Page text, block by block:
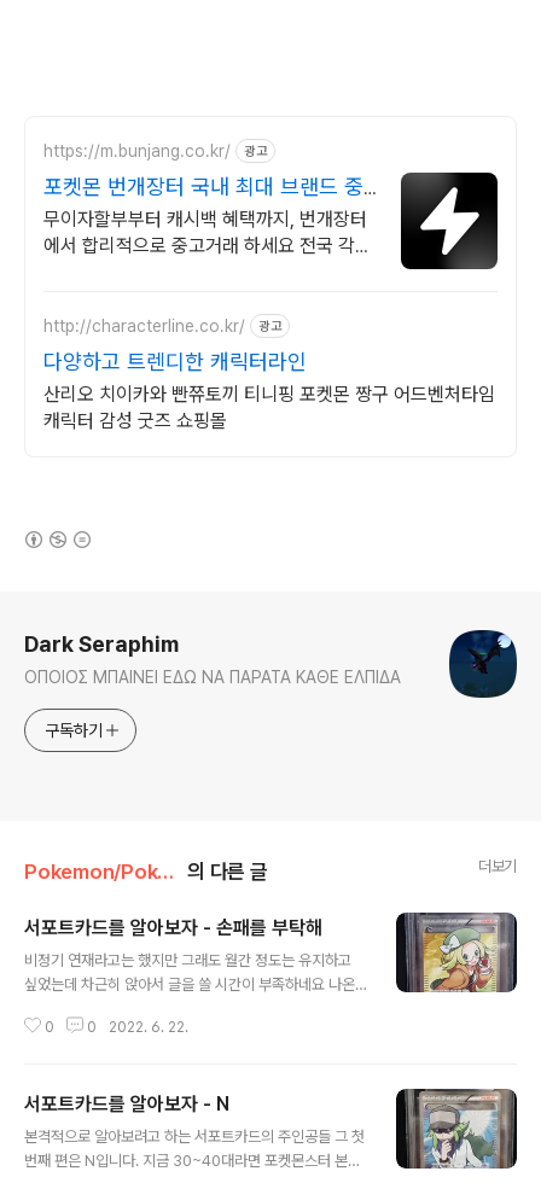
https://m.bunjang.co.kr/ 광고
포켓몬 번개장터 국내 최대 브랜드 중
고거래
무이자할부부터 캐시백 혜택까지, 번개장터
에서 합리적으로 중고거래 하세요 전국 각지
http://characterline.co.kr/ 광고
다양하고 트렌디한 캐릭터라인
산리오 치이카와 빤쮸토끼 티니핑 포켓몬 짱구 어드벤처타임
캐릭터 감성 굿즈 쇼핑몰
Dark Seraphim
ΟΠΟΙΟΣ ΜΠΑΙΝΕΙ ΕΔΩ ΝΑ ΠΑΡΑΤΑ ΚΑΘΕ ΕΛΠΙΔΑ
구독하기
Pokemon/Pokemon Card 의 다른 글 더보기
서포트카드를 알아보자 - 손패를 부탁해
비정기 연재라고는 했지만 그래도 월간 정도는 유지하고
싶었는데 차근히 앉아서 글을 쓸 시간이 부족하네요 나온
는 당연히 벨이란걸 눈치채고 기다리시는 분도 계시더군요
를 채워주는데 손을 잘 털어내서 마지막 한장으로 사용한
다면 최대 6장까지 확보가 가능하지만, 통상적으로 사용을
해보면 3~4장 정도가 됩니다. 다만 여타 TCG와는 달리
0 0 2022. 6. 22.
서포트카드를 알아보자 - N
본격적으로 알아보려고 하는 서포트카드의 주인공들 그 첫
번째 편은 N입니다. 지금 30~40대라면 포켓몬스터 본가